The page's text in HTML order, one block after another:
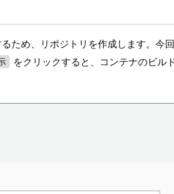
ため、リポジトリを作成します。今
をクリックすると、コンテナのビル